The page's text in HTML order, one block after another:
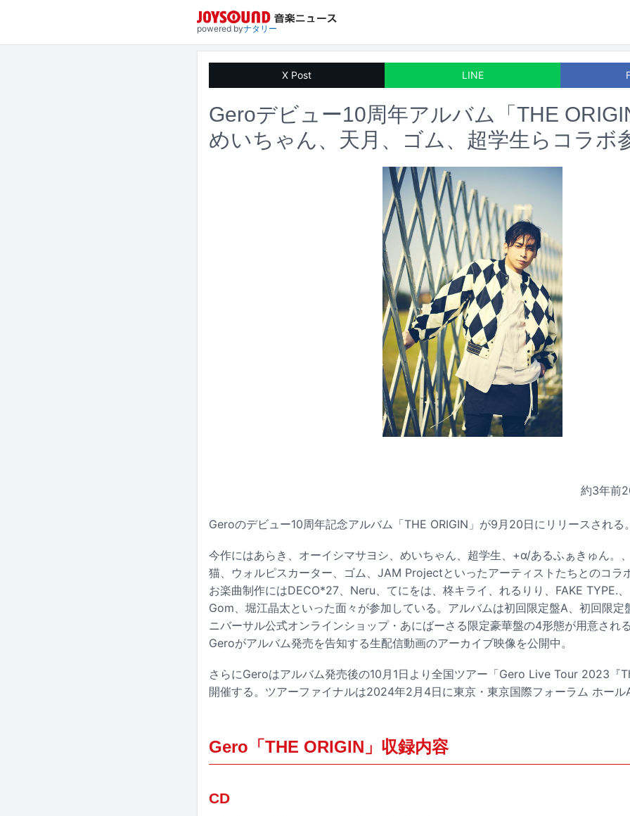
powered byナタリー
X Post LINE
Geroデビュー10周年アルバム「THE
めいちゃん、天月、ゴム、超学生らコラボ
約3年前
Geroのデビュー10周年記念アルバム「THE ORIGIN」が9月20日にリリースされる
今作にはあらき、オーイシマサヨシ、めいちゃん、超学生、+α/あるふぁきゅん。
猫、ウォルピスカーター、ゴム、JAM Projectといったアーティストたちとのコラ
お楽曲制作にはDECO*27、Neru、てにをは、柊キライ、れるりり、FAKE TYPE.
Gom、堀江晶太といった面々が参加している。アルバムは初回限定盤A、初回限定
ニバーサル公式オンラインショップ・あにばーさる限定豪華盤の4形態が用意され
Geroがアルバム発売を告知する生配信動画のアーカイブ映像を公開中。
さらにGeroはアルバム発売後の10月1日より全国ツアー「Gero Live Tour 2023『
開催する。ツアーファイナルは2024年2月4日に東京・東京国際フォーラム ホール
Gero「THE ORIGIN」収録内容
CD